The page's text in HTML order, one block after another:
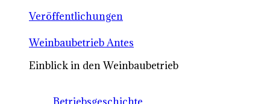
Veröffentlichungen
Weinbaubetrieb Antes
Einblick in den Weinbaubetrieb